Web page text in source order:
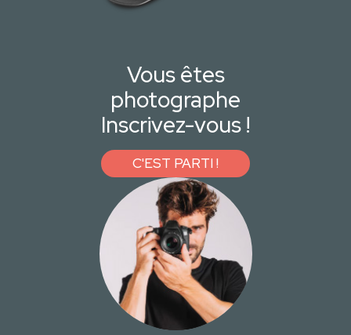
Vous êtes
photographe
Inscrivez-vous !
C'EST PARTI !